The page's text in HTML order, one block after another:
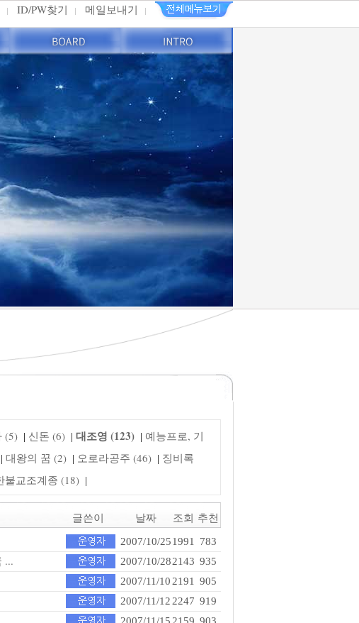
ID/PW찾기 메일보내기
(5) | 신돈 (6) | 대조영 (123) | 예능프로, 기
| 대왕의 꿈 (2) | 오로라공주 (46) | 징비록
불교조계종 (18) |
글쓴이 날짜 조회 추천
2007/10/251991
783
... 2007/10/282143 935
2007/11/10 2191
905
2007/11/12 2247 919